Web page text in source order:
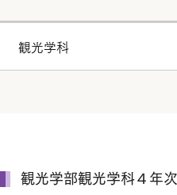
観光学科
観光学部観光学科４年